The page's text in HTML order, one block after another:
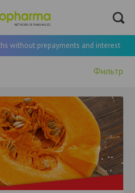
without prepayments and interest
Фильтр